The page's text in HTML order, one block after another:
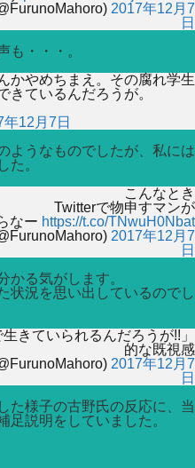
2017年12月7
日
も・・・。
かやめちまえ。その腐れ学生
きているんだろうが。
年12月7日
ようなものでしたが、私には
た。
こんなとき
Twitterで物申すマンが
なー https://t.co/TNwuH0Nbat
2017年12月7
日
かる気がします。
状況を思い出しているのでし
きていられるんだろうが!!」
的な既視感
2017年12月7
日
た様子の古野氏の反応に、当
足説明をしていました。